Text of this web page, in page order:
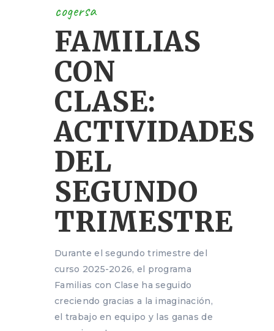
cogersa
FAMILIAS
CON
CLASE:
ACTIVIDADES
DEL
SEGUNDO
TRIMESTRE
Durante el segundo trimestre del
curso 2025-2026, el programa
Familias con Clase ha seguido
creciendo gracias a la imaginación,
el trabajo en equipo y las ganas de